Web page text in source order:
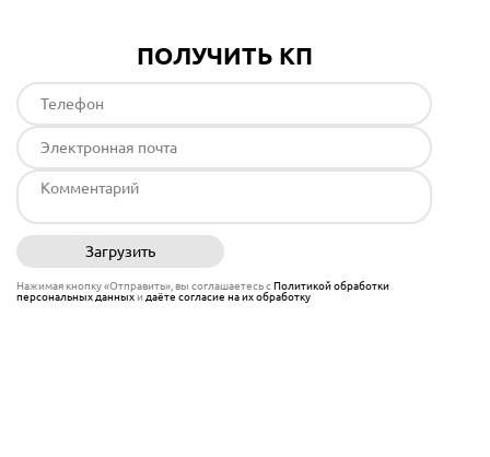
ПОЛУЧИТЬ КП
Загрузить
Нажимая кнопку «Отправить», вы соглашаетесь сПолитикой обработки
персональных данныхи даёте согласие на их обработку